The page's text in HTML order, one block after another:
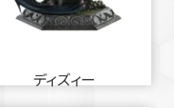
ディズィー